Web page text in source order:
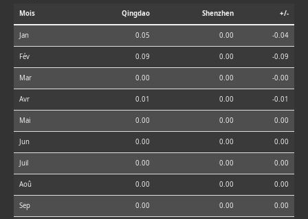
Mois Qingdao Shenzhen +/-
Jan 0.05 0.00 -0.04
Fév 0.09 0.00 -0.09
Mar 0.00 0.00 -0.00
Avr 0.01 0.00 -0.01
Mai 0.00 0.00 0.00
Jun 0.00 0.00 0.00
Juil 0.00 0.00 0.00
Aoû 0.00 0.00 0.00
Sep 0.00 0.00 0.00